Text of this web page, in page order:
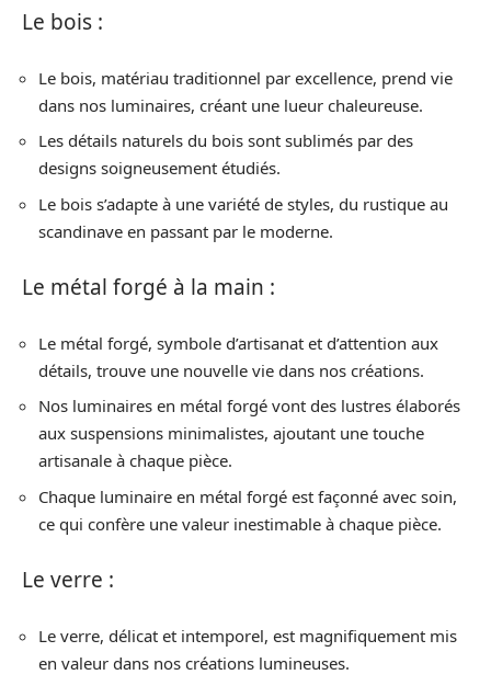
Le bois :
Le bois, matériau traditionnel par excellence, prend vie
dans nos luminaires, créant une lueur chaleureuse.
Les détails naturels du bois sont sublimés par des
designs soigneusement étudiés.
Le bois s’adapte à une variété de styles, du rustique au
scandinave en passant par le moderne.
Le métal forgé à la main :
Le métal forgé, symbole d’artisanat et d’attention aux
détails, trouve une nouvelle vie dans nos créations.
Nos luminaires en métal forgé vont des lustres élaborés
aux suspensions minimalistes, ajoutant une touche
artisanale à chaque pièce.
Chaque luminaire en métal forgé est façonné avec soin,
ce qui confère une valeur inestimable à chaque pièce.
Le verre :
Le verre, délicat et intemporel, est magnifiquement mis
en valeur dans nos créations lumineuses.